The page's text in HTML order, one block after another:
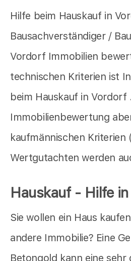
Hilfe beim Hauskauf in
Bausachverständiger /
Vordorf Immobilien
technischen Kriterien ist
beim Hauskauf in Vordorf
Immobilienbewertung
kaufmännischen Kriterien
Wertgutachten werden
Hauskauf - Hilfe
Sie wollen ein Haus
andere Immobilie? Eine
Betongold kann eine sehr